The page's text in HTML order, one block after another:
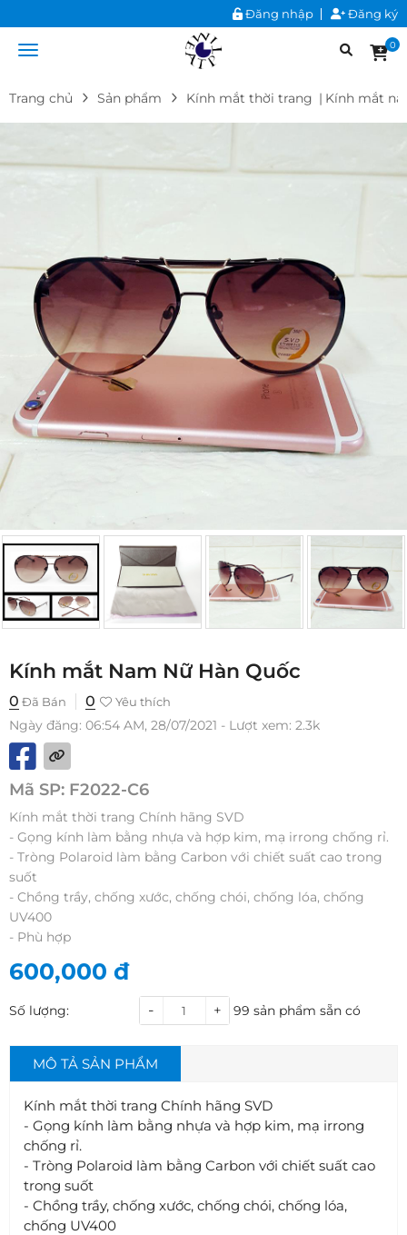
Đăng nhập Đăng ký
0
Trang chủ Sản phẩm Kính mắt thời trang | Kính mắt
Kính mắt Nam Nữ Hàn Quốc
0 Đã Bán 0 Yêu thích
Ngày đăng: 06:54 AM, 28/07/2021 - Lượt xem: 2.3k
Mã SP: F2022-C6
Kính mắt thời trang Chính hãng SVD
- Gọng kính làm bằng nhựa và hợp kim, mạ irrong chống rỉ.
- Tròng Polaroid làm bằng Carbon với chiết suất cao trong
suốt
- Chồng trầy, chống xước, chống chói, chống lóa, chống
UV400
- Phù hợp
600,000 đ
Số lượng: +
- 99 sản phẩm sẵn có
MÔ TẢ SẢN PHẨM
Kính mắt thời trang Chính hãng SVD
- Gọng kính làm bằng nhựa và hợp kim, mạ irrong
chống rỉ.
- Tròng Polaroid làm bằng Carbon với chiết suất cao
trong suốt
- Chồng trầy, chống xước, chống chói, chống lóa,
chống UV400